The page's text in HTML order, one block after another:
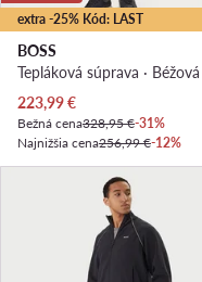
extra -25% Kód: LAST
BOSS
Tepláková súprava · Béžová
Aktuálna cena
223,99€
Bežná cena328,95 €-31%
Najnižšia cena256,99 €-12%